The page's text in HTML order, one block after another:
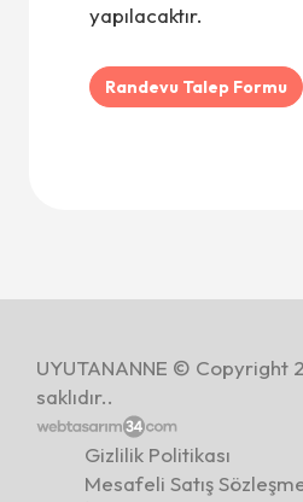
yapılacaktır.
Randevu Talep Formu
UYUTANANNE © Copyright
saklıdır..
Gizlilik Politikası
Mesafeli Satış